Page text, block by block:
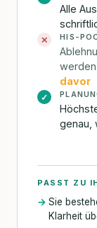
Alle
✕ HIS-
davor
✓
genau,
PASST ZU
Sie
Klarheit